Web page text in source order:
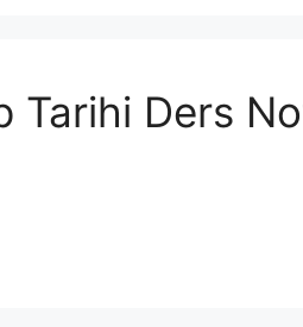
Tarihi Ders